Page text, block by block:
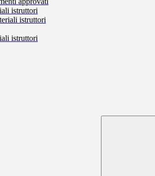
istruttori
istruttori
istruttori